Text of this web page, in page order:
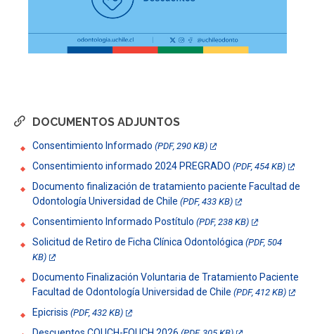
DOCUMENTOS ADJUNTOS
Consentimiento Informado (PDF, 290 KB)
Consentimiento informado 2024 PREGRADO (PDF, 454 KB)
Documento finalización de tratamiento paciente Facultad de
Odontología Universidad de Chile (PDF, 433 KB)
Consentimiento Informado Postítulo (PDF, 238 KB)
Solicitud de Retiro de Ficha Clínica Odontológica (PDF, 504
KB)
Documento Finalización Voluntaria de Tratamiento Paciente
Facultad de Odontología Universidad de Chile (PDF, 412 KB)
Epicrisis (PDF, 432 KB)